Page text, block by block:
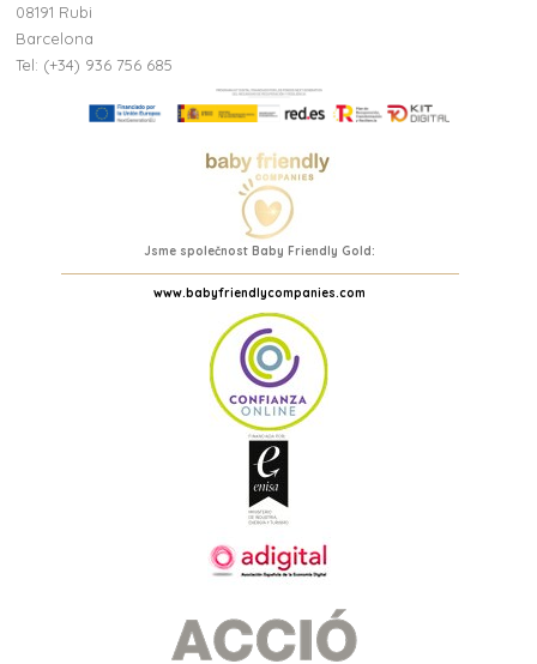
08191 Rubi
Barcelona
Tel: (+34) 936 756 685
Jsme společnost Baby Friendly Gold:
www.babyfriendlycompanies.com